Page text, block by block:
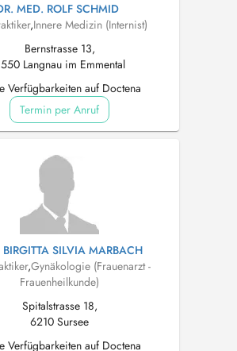
MED. ROLF SCHMID
,Innere Medizin (Internist)
Bernstrasse 13,
Langnau im Emmental
Verfügbarkeiten auf Doctena
Termin per Anruf
SILVIA MARBACH
,Gynäkologie (Frauenarzt -
Frauenheilkunde)
Spitalstrasse 18,
6210 Sursee
Verfügbarkeiten auf Doctena